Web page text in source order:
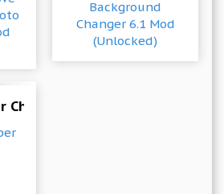
Changer - Background Changer